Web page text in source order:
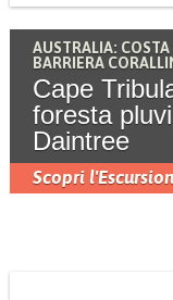
AUSTRALIA: COSTA
BARRIERA
Cape
foresta
Daintree
Scopri